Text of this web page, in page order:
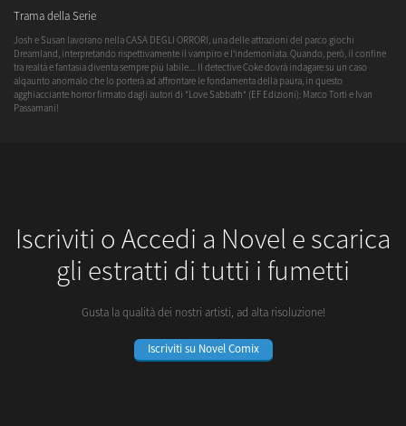
Trama della Serie
Josh e Susan lavorano nella CASA DEGLI ORRORI, una delle attrazioni del parco giochi
Dreamland, interpretando rispettivamente il vampiro e l'indemoniata. Quando, però, il confine
tra realtà e fantasia diventa sempre più labile.... Il detective Coke dovrà indagare su un caso
alqaunto anomalo che lo porterà ad affrontare le fondamenta della paura, in questo
agghiacciante horror firmato dagli autori di "Love Sabbath" (EF Edizioni): Marco Torti e Ivan
Passamani!
Iscriviti o Accedi a Novel e scarica
gli estratti di tutti i fumetti
Gusta la qualità dei nostri artisti, ad alta risoluzione!
Iscriviti su Novel Comix